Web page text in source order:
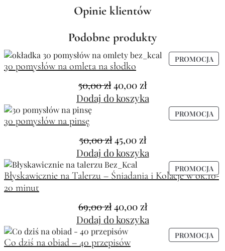
Opinie klientów
Podobne produkty
PROMOCJA
30 pomysłów na omleta na słodko
50,00zł40,00 zł
Dodaj do koszyka
PROMOCJA
30 pomysłów na pinsę
50,00zł 45,00 zł
Dodaj do koszyka
PROMOCJA
Błyskawicznie na Talerzu – Śniadania i Kolacje w ok.10-
20 minut
69,00zł 40,00 zł
Dodaj do koszyka
PROMOCJA
Co dziś na obiad – 40 przepisów